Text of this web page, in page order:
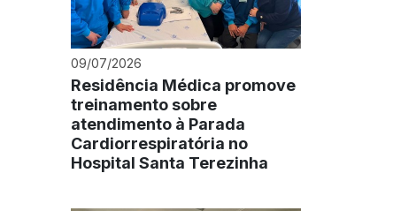
09/07/2026
Residência Médica promove
treinamento sobre
atendimento à Parada
Cardiorrespiratória no
Hospital Santa Terezinha